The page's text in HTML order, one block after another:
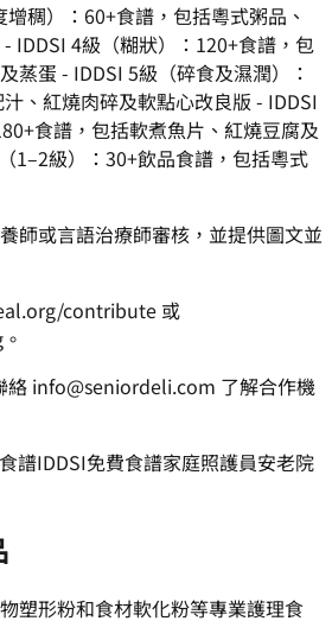
稠）：60+食譜，包括粵式粥品、
IDDSI 4級（糊狀）：120+食譜，包
蒸蛋 - IDDSI 5級（碎食及濕潤）：
、紅燒肉碎及軟點心改良版 - IDDSI
食譜，包括軟煮魚片、紅燒豆腐及
1–2級）：30+飲品食譜，包括粵式
師或言語治療師審核，並提供圖文並
contribute 或
info@seniordeli.com 了解合作機
譜IDDSI免費食譜家庭照護員安老院
塑形粉和食材軟化粉等專業護理食